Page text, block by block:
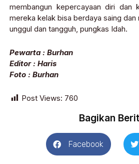
membangun kepercayaan diri dan
mereka kelak bisa berdaya saing dan
unggul dan tangguh, pungkas Idah.
Pewarta : Burhan
Editor : Haris
Foto : Burhan
Post Views: 760
Bagikan
Facebook